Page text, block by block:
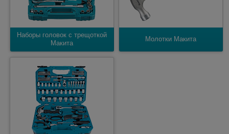
Наборы головок с трещоткой
Макита
Молотки Макита